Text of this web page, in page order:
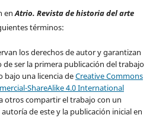
enAtrio. Revista de historia del arte
términos:
los derechos de autor y garantizan
de ser la primera publicación del trabajo
bajo una licencia deCreative Commons
ShareAlike 4.0 International
otros compartir el trabajo con un
de este y la publicación inicial en